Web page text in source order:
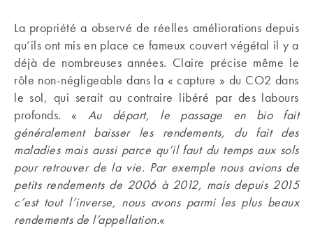
La propriété a observé de réelles améliorations depuis
qu’ils ont mis en place ce fameux couvert végétal il y a
déjà de nombreuses années. Claire précise même le
rôle non-négligeable dans la « capture » du CO2 dans
le sol, qui serait au contraire libéré par des labours
profonds. « Au départ, le passage en bio fait
généralement baisser les rendements, du fait des
maladies mais aussi parce qu’il faut du temps aux sols
pour retrouver de la vie. Par exemple nous avions de
petits rendements de 2006 à 2012, mais depuis 2015
c’est tout l’inverse, nous avons parmi les plus beaux
rendements de l’appellation.«